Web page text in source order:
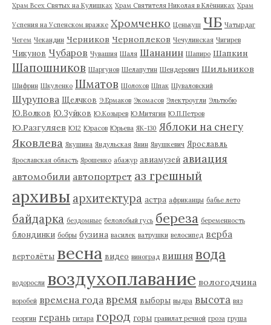
Храм Всех Святых на Кулишках Храм Святителя Николая в Клённиках Храм
Успения на Успенском вражке Хромченко Ценькуш ЧБ Чатырдаг
Чегем Чекандин Черников Черноплеков Чечулинская Чигирев
Чикунов Чубаров Чувашия Шаля Шананин Шапиро Шапкин
Шапошников Шаргунов Шелапутин Шендерович Шильников
Шифрин Шкуленко Шматов Шолохов Шпак Шуваловский
Шурупова Щелчков Э.Ермаков Экомасов Электроугли Эльтюбю
Ю.Волков Ю.Зуйков Ю.Козырев Ю.Митягин Ю.П.Петров
Ю.Разгуляев Ю12 Юрасов Юрьева ЯК-130 Яблоки на снегу
Яковлева Якушина Яндульская Янин Янушкевич Ярославль
Ярославская область Ярошенко абажур авиамузей авиация
автомобили автопортрет аз грешный
архивы архитектура астра африканцы бабье лето
байдарка бездомные белолобый гусь береза беременность
блондинки бобры бузина василек ватрушки велосипед верба
вертолёты весна видео виноград вишня вода
водоросли воздухоплавание вологодчина
воробей времена года время выборы выдра высота вяз
георгин герань гитара город горы гравилат речной гроза груша